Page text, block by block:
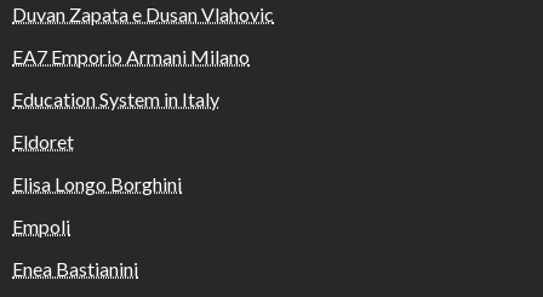
Duvan Zapata e Dusan Vlahovic
EA7 Emporio Armani Milano
Education System in Italy
Eldoret
Elisa Longo Borghini
Empoli
Enea Bastianini